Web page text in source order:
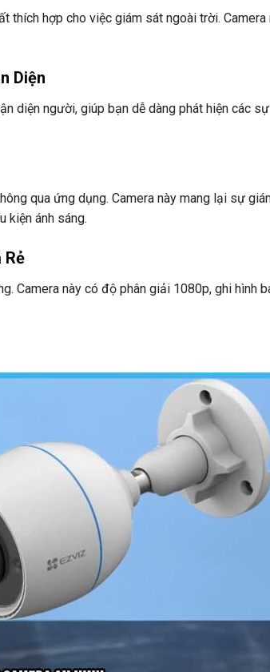
thích hợp cho việc giám sát ngoài trời. Camera
Diện
diện người, giúp bạn dễ dàng phát hiện các
qua ứng dụng. Camera này mang lại sự
kiện ánh sáng.
Rẻ
Camera này có độ phân giải 1080p, ghi hình